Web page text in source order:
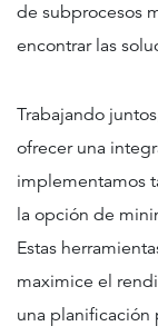
de subprocesos
encontrar las
Trabajando
ofrecer una
implementamos
la opción de
Estas
maximice el
una planificación